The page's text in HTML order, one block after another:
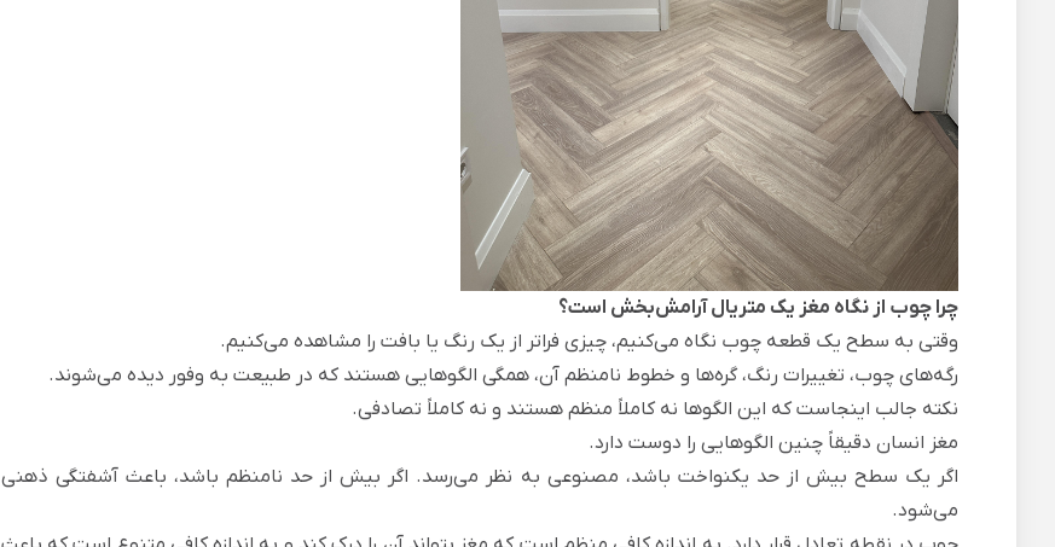
چرا چوب از نگاه مغز یک متریال آرامش‌بخش است؟
وقتی به سطح یک قطعه چوب نگاه می‌کنیم، چیزی فراتر از یک رنگ یا بافت را مشاهده می‌کنیم.
رگه‌های چوب، تغییرات رنگ، گره‌ها و خطوط نامنظم آن، همگی الگوهایی هستند که در طبیعت به وفور دیده می‌شوند.
نکته جالب اینجاست که این الگوها نه کاملاً منظم هستند و نه کاملاً تصادفی.
مغز انسان دقیقاً چنین الگوهایی را دوست دارد.
اگر یک سطح بیش از حد یکنواخت باشد، مصنوعی به نظر می‌رسد. اگر بیش از حد نامنظم باشد، باعث آشفتگی ذهنی
می‌شود.